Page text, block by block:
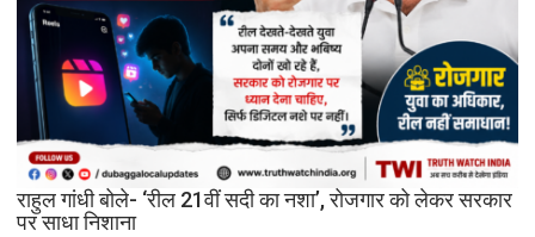
सिस्टम
और
पेड
प्रमोशन
से
जवाब
राहुल गांधी बोले- ‘रील 21वीं सदी का नशा’, रोजगार को लेकर सरकार
पर साधा निशाना